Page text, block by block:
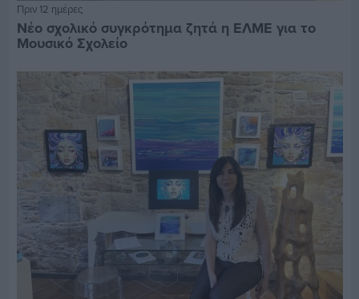
Πριν 12 ημέρες
Νέο σχολικό συγκρότημα ζητά η ΕΛΜΕ για το
Μουσικό Σχολείο